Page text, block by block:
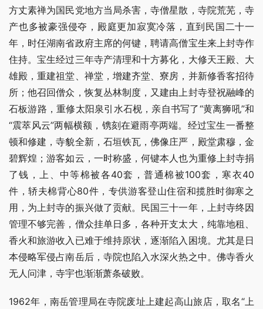
方丈素禅为国民党地方当局杀害，寺僧星散，寺院荒芜，寺
产也多被豪强侵夺，殿庭更加寂寞冷落，直到民国二十一
年，时任湖南省政府主席的何键，聘请高僧宝生来上封寺作
住持。宝生经过三年寺产清理和十方募化，大修天王殿、大
雄殿，重建祖堂、禅堂，增建齐堂、寮房，并新修香客招待
所；他召回僧众，恢复丛林制度，又建由上封寺登祝融峰的
石板游路，重修太阳泉引水石枧，亲自书写了“黄离狮吼”和
“震萃风云”两幅横额，镌刻在避雨亭两端。经过宝生一番整
顿和修建，寺貌全新，石垣铁瓦，佛像庄严，殿堂肃穆，金
碧辉煌；游客如云，一时称盛，何键本人也为重修上封寺捐
了钱，上、中等棉被各40套，普通棉被100套，寒衣40
件，轿夫棉背心80件，专供游客登山住宿和揽胜时御寒之
用，为上封寺的振兴做了贡献。民国三十一年，上封寺终因
管理不够完善，僧众挂单日多，各种开支太大，纯靠地租、
香火和旅游收入已难于维持原状，逐渐陷入困境。尤其是日
本侵略军侵占南岳后，寺院也陷入水深火热之中。佛寺香火
无人问津，寺宇也渐渐萧条破败。
1962年，南岳管理局在寺院废址上建起高山旅店，取名“上